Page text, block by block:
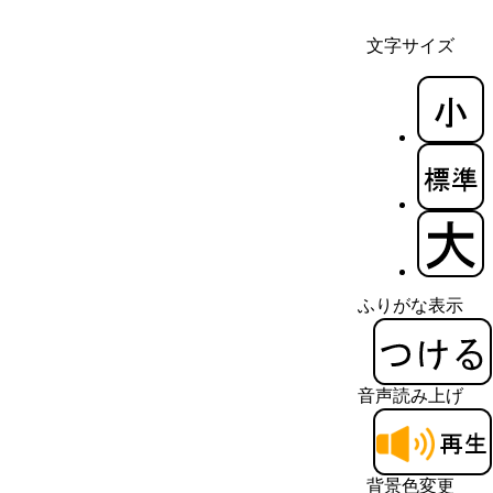
文字サイズ
ふりがな表示
音声読み上げ
背景色変更